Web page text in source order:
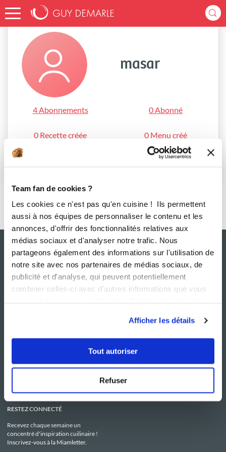
Team fan de cookies ?
Les cookies ce n'est pas qu'en cuisine ! Ils permettent
aussi à nos équipes de personnaliser le contenu et les
annonces, d'offrir des fonctionnalités relatives aux
médias sociaux et d'analyser notre trafic. Nous
partageons également des informations sur l'utilisation de
notre site avec nos partenaires de médias sociaux, de
publicité et d'analyse, qui peuvent potentiellement
combiner celles-ci avec d'autres informations que vous
Afficher les détails
Tout autoriser
Refuser
Accueil masar
masar
4 Abonnements 0 Abonné
0 Recette créée 0 Menu créé
Le Mag'
Boutique
C.G.U
Politique de confidentialité
Utilisation des Cookies
RESTEZ CONNECTÉ
Recevez chaque semaine un
concentré d'inspiration cuilinaire !
Inscrivez-vous à la Miamletter.